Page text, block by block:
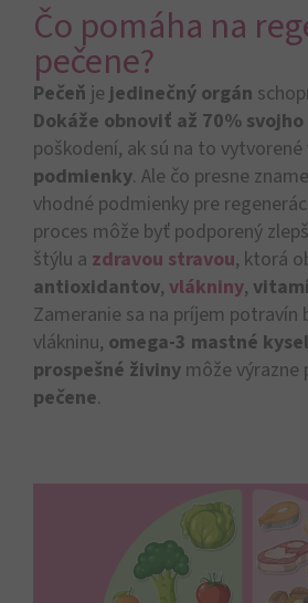
Čo pomáha na
pečene?
Pečeň jejedinečný orgán
Dokáže obnoviť až 70%
poškodení, ak sú na to vytvorené
podmienky. Ale čo presne
vhodné podmienky pre
proces môže byť podporený
štýlu a zdravou stravou, ktorá
antioxidantov, vlákniny,
Zameranie sa na príjem potravín
vlákninu, omega-3 mastné
prospešné živiny môže
pečene.